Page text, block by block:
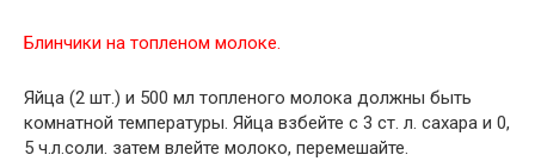
Блинчики на топленом молоке.
Яйца (2 шт.) и 500 мл топленого молока должны быть
комнатной температуры. Яйца взбейте с 3 ст. л. сахара и 0,
5 ч.л.соли. затем влейте молоко, перемешайте.